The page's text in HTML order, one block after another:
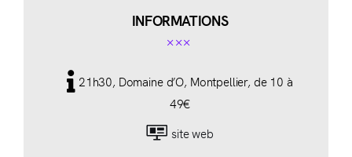
INFORMATIONS
21h30, Domaine d’O, Montpellier, de 10 à
49€
site web